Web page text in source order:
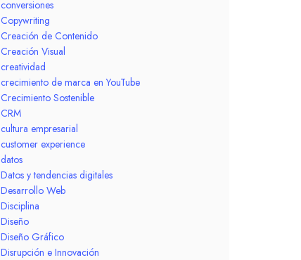
conversiones
Copywriting
Creación de Contenido
Creación Visual
creatividad
crecimiento de marca en YouTube
Crecimiento Sostenible
CRM
cultura empresarial
customer experience
datos
Datos y tendencias digitales
Desarrollo Web
Disciplina
Diseño
Diseño Gráfico
Disrupción e Innovación